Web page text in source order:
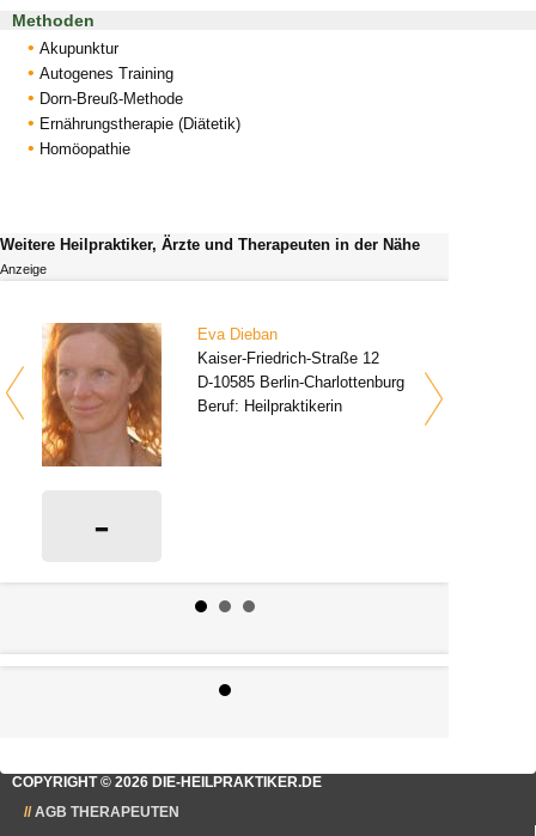
Methoden
Akupunktur
Autogenes Training
Dorn-Breuß-Methode
Ernährungstherapie (Diätetik)
Homöopathie
Weitere Heilpraktiker, Ärzte und Therapeuten in der Nähe
Anzeige
-
Eva Dieban
Kaiser-Friedrich-Straße 12
D-10585 Berlin-Charlottenburg
Beruf: Heilpraktikerin
COPYRIGHT © 2026 DIE-HEILPRAKTIKER.DE
AGB THERAPEUTEN